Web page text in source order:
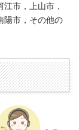
市，上山市，
陽市，その他の